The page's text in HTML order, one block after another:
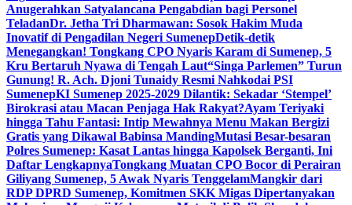
Anugerahkan Satyalancana Pengabdian bagi Personel
TeladanDr. Jetha Tri Dharmawan: Sosok Hakim Muda
Inovatif di Pengadilan Negeri SumenepDetik-detik
Menegangkan! Tongkang CPO Nyaris Karam di Sumenep, 5
Kru Bertaruh Nyawa di Tengah Laut“Singa Parlemen” Turun
Gunung! R. Ach. Djoni Tunaidy Resmi Nahkodai PSI
SumenepKI Sumenep 2025-2029 Dilantik: Sekadar ‘Stempel’
Birokrasi atau Macan Penjaga Hak Rakyat?Ayam Teriyaki
hingga Tahu Fantasi: Intip Mewahnya Menu Makan Bergizi
Gratis yang Dikawal Babinsa MandingMutasi Besar-besaran
Polres Sumenep: Kasat Lantas hingga Kapolsek Berganti, Ini
Daftar LengkapnyaTongkang Muatan CPO Bocor di Perairan
Giliyang Sumenep, 5 Awak Nyaris TenggelamMangkir dari
RDP DPRD Sumenep, Komitmen SKK Migas Dipertanyakan